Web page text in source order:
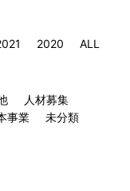
2020 ALL
人材募集
事業
未分類